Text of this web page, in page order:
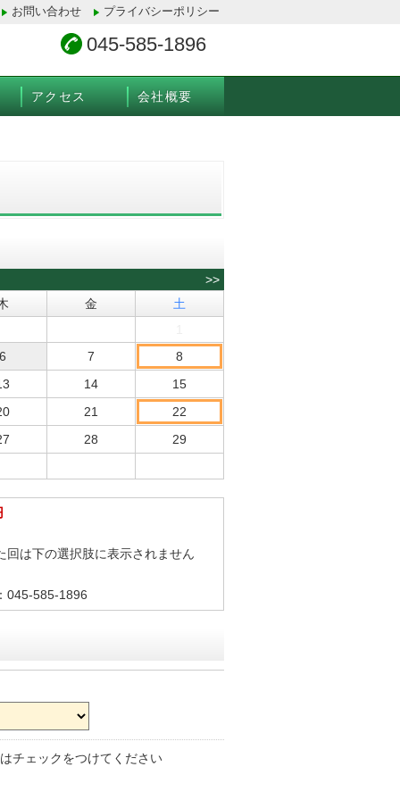
お問い合わせ プライバシーポリシー
045-585-1896
アクセス 会社概要
>>
金
土
6 7
8
14
15
21
22
28
29
回は下の選択肢に表示されません
045-585-1896
チェックをつけてください